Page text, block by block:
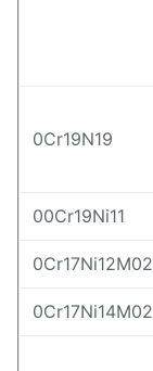
0Cr19N19
00Cr19Ni11
0Cr17Ni12M02
0Cr17Ni14M02